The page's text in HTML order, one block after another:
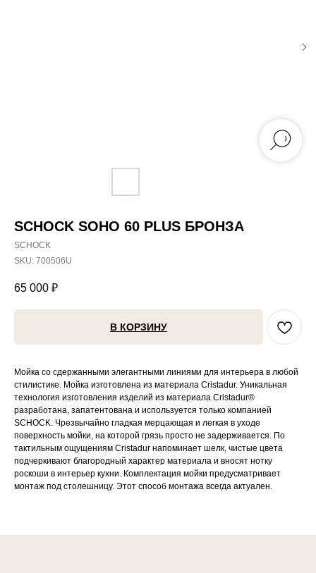
SCHOCK SOHO 60 PLUS БРОНЗА
SCHOCK
SKU: 700506U
65 000 ₽
В КОРЗИНУ
Мойка со сдержанными элегантными линиями для интерьера в любой
стилистике. Мойка изготовлена из материала Cristadur. Уникальная
технология изготовления изделий из материала Cristadur®
разработана, запатентована и используется только компанией
SCHOCK. Чрезвычайно гладкая мерцающая и легкая в уходе
поверхность мойки, на которой грязь просто не задерживается. По
тактильным ощущениям Cristadur напоминает шелк, чистые цвета
подчеркивают благородный характер материала и вносят нотку
роскоши в интерьер кухни. Комплектация мойки предусматривает
монтаж под столешницу. Этот способ монтажа всегда актуален.